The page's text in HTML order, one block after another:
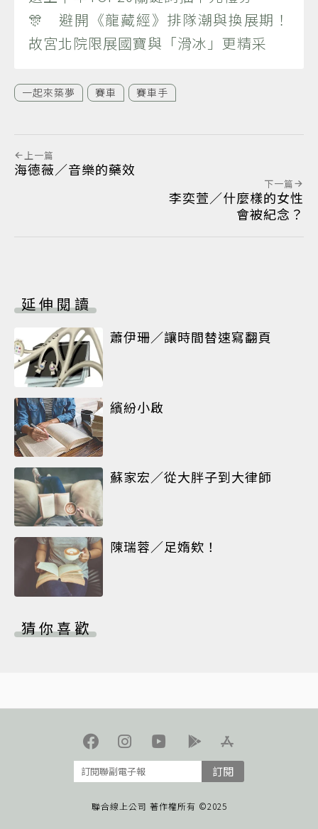
🎊 避開《龍藏經》排隊潮與換展期！
故宮北院限展國寶與「滑冰」更精采
一起來築夢 賽車 賽車手
上一篇
海德薇／音樂的藥效
下一篇
李奕萱／什麼樣的女性
會被紀念？
延伸閱讀
蕭伊珊／讓時間替速寫翻頁
繽紛小啟
蘇家宏／從大胖子到大律師
陳瑞蓉／足媠欸！
猜你喜歡
訂閱
聯合線上公司 著作權所有 ©2025